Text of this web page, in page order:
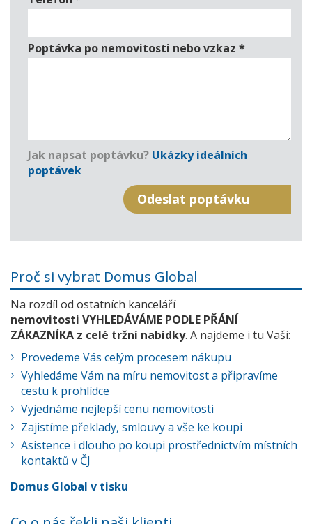
Poptávka po nemovitosti nebo vzkaz *
Jak napsat poptávku? Ukázky ideálních
poptávek
Proč si vybrat Domus Global
Na rozdíl od ostatních kanceláří
nemovitosti VYHLEDÁVÁME PODLE PŘÁNÍ
ZÁKAZNÍKA z celé tržní nabídky. A najdeme i tu Vaši:
Provedeme Vás celým procesem nákupu
Vyhledáme Vám na míru nemovitost a připravíme
cestu k prohlídce
Vyjednáme nejlepší cenu nemovitosti
Zajistíme překlady, smlouvy a vše ke koupi
Asistence i dlouho po koupi prostřednictvím místních
kontaktů v ČJ
Domus Global v tisku